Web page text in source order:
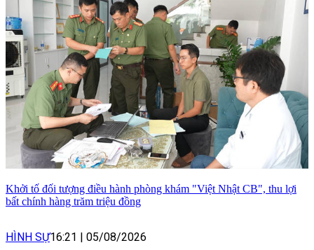
Khởi tố đối tượng điều hành phòng khám "Việt Nhật CB", thu lợi
bất chính hàng trăm triệu đồng
HÌNH SỰ16:21 | 05/08/2026